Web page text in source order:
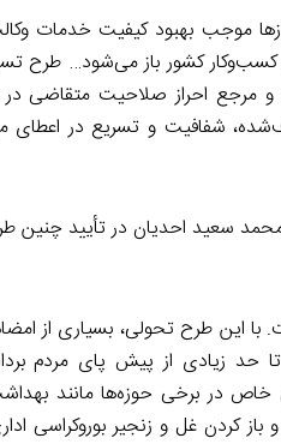
موجب بهبود کیفیت خدمات
کشور باز می‌شود… طرح
احراز صلاحیت متقاضی در
شفافیت و تسریع در اعطای
محمد سعید احدیان در تأیید چنین
این طرح تحولی، بسیاری از
حد زیادی از پیش پای مردم
خاص در برخی حوزه‌ها مانند
کردن غل و زنجیر بوروکراسی